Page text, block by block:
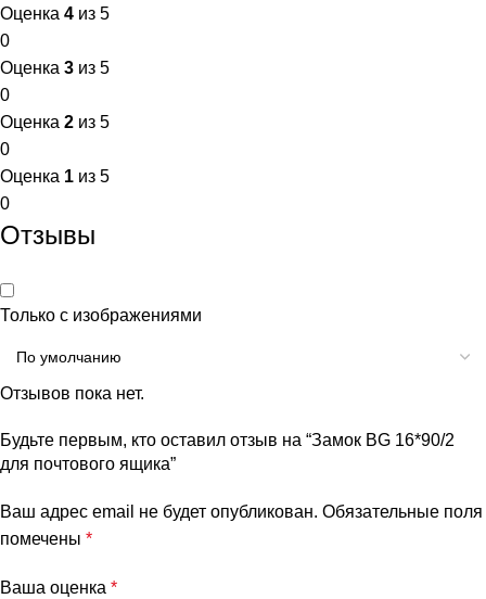
Оценка 4 из 5
0
Оценка 3 из 5
0
Оценка 2 из 5
0
Оценка 1 из 5
0
Отзывы
Только с изображениями
Отзывов пока нет.
Будьте первым, кто оставил отзыв на “Замок BG 16*90/2
для почтового ящика”
Ваш адрес email не будет опубликован. Обязательные поля
помечены *
Ваша оценка *